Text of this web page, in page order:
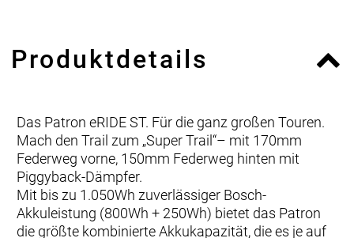
Produktdetails
Das Patron eRIDE ST. Für die ganz großen Touren.
Mach den Trail zum „Super Trail“– mit 170mm
Federweg vorne, 150mm Federweg hinten mit
Piggyback-Dämpfer.
Mit bis zu 1.050Wh zuverlässiger Bosch-
Akkuleistung (800Wh + 250Wh) bietet das Patron
die größte kombinierte Akkukapazität, die es je auf